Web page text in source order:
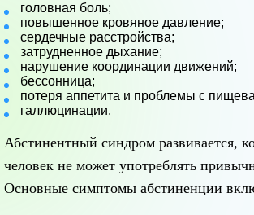
головная боль;
повышенное кровяное давление;
сердечные расстройства;
затрудненное дыхание;
нарушение координации движений;
бессонница;
потеря аппетита и проблемы с
галлюцинации.
Абстинентный синдром развивается,
человек не может употреблять
Основные симптомы абстиненции